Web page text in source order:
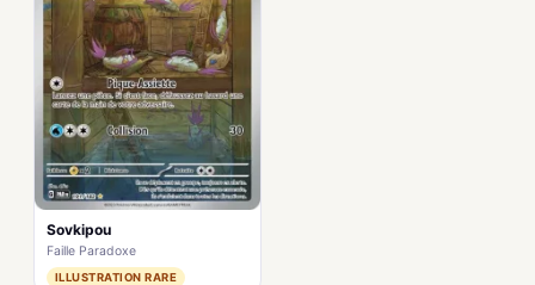
Sovkipou
Faille Paradoxe
ILLUSTRATION RARE